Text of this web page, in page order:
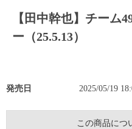
【田中幹也】チーム
ー（25.5.13）
発売日 2025/05/19
この商品につ